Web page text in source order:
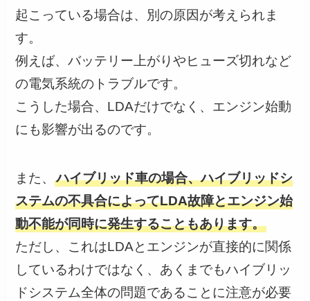
起こっている場合は、別の原因が考えられま
す。
例えば、バッテリー上がりやヒューズ切れなど
の電気系統のトラブルです。
こうした場合、LDAだけでなく、エンジン始動
にも影響が出るのです。
また、ハイブリッド車の場合、ハイブリッドシ
ステムの不具合によってLDA故障とエンジン始
動不能が同時に発生することもあります。
ただし、これはLDAとエンジンが直接的に関係
しているわけではなく、あくまでもハイブリッ
ドシステム全体の問題であることに注意が必要